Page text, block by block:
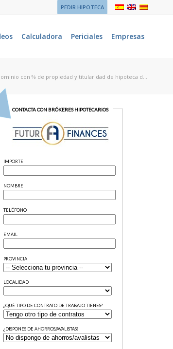
PEDIR HIPOTECA
Calculadora Periciales Empresas
con % de propiedad y titularidad de hipoteca d...